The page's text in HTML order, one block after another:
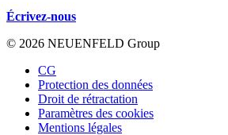
Écrivez-nous
© 2026 NEUENFELD Group
CG
Protection des données
Droit de rétractation
Paramètres des cookies
Mentions légales